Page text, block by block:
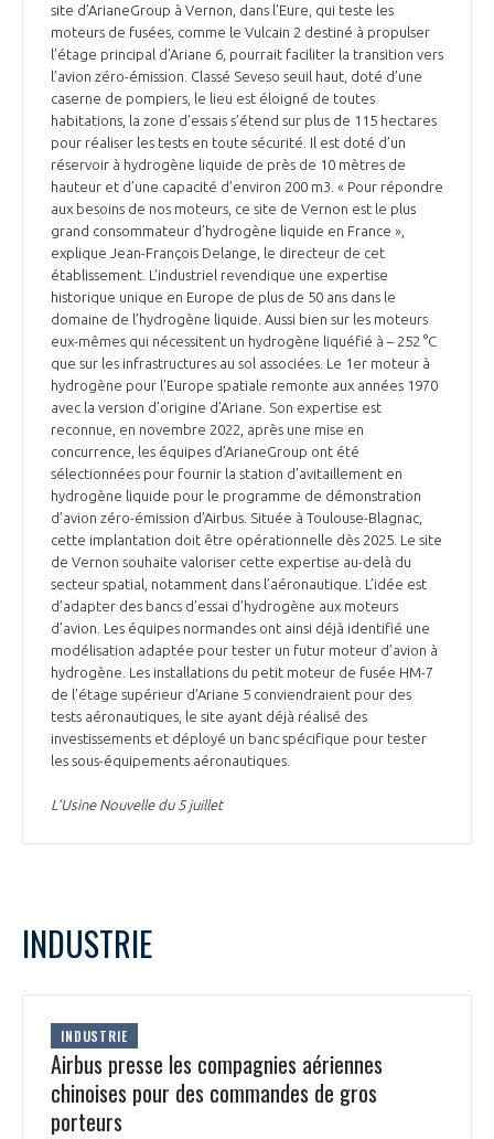
site d’ArianeGroup à Vernon, dans l’Eure, qui teste les
moteurs de fusées, comme le Vulcain 2 destiné à propulser
l’étage principal d’Ariane 6, pourrait faciliter la transition vers
l’avion zéro-émission. Classé Seveso seuil haut, doté d’une
caserne de pompiers, le lieu est éloigné de toutes
habitations, la zone d’essais s’étend sur plus de 115 hectares
pour réaliser les tests en toute sécurité. Il est doté d’un
réservoir à hydrogène liquide de près de 10 mètres de
hauteur et d’une capacité d’environ 200 m3. « Pour répondre
aux besoins de nos moteurs, ce site de Vernon est le plus
grand consommateur d’hydrogène liquide en France »,
explique Jean-François Delange, le directeur de cet
établissement. L’industriel revendique une expertise
historique unique en Europe de plus de 50 ans dans le
domaine de l’hydrogène liquide. Aussi bien sur les moteurs
eux-mêmes qui nécessitent un hydrogène liquéfié à – 252 °C
que sur les infrastructures au sol associées. Le 1er moteur à
hydrogène pour l’Europe spatiale remonte aux années 1970
avec la version d’origine d’Ariane. Son expertise est
reconnue, en novembre 2022, après une mise en
concurrence, les équipes d’ArianeGroup ont été
sélectionnées pour fournir la station d’avitaillement en
hydrogène liquide pour le programme de démonstration
d’avion zéro-émission d’Airbus. Située à Toulouse-Blagnac,
cette implantation doit être opérationnelle dès 2025. Le site
de Vernon souhaite valoriser cette expertise au-delà du
secteur spatial, notamment dans l’aéronautique. L’idée est
d’adapter des bancs d’essai d’hydrogène aux moteurs
d’avion. Les équipes normandes ont ainsi déjà identifié une
modélisation adaptée pour tester un futur moteur d’avion à
hydrogène. Les installations du petit moteur de fusée HM-7
de l’étage supérieur d’Ariane 5 conviendraient pour des
tests aéronautiques, le site ayant déjà réalisé des
investissements et déployé un banc spécifique pour tester
les sous-équipements aéronautiques.
L’Usine Nouvelle du 5 juillet
INDUSTRIE
INDUSTRIE
Airbus presse les compagnies aériennes
chinoises pour des commandes de gros
porteurs